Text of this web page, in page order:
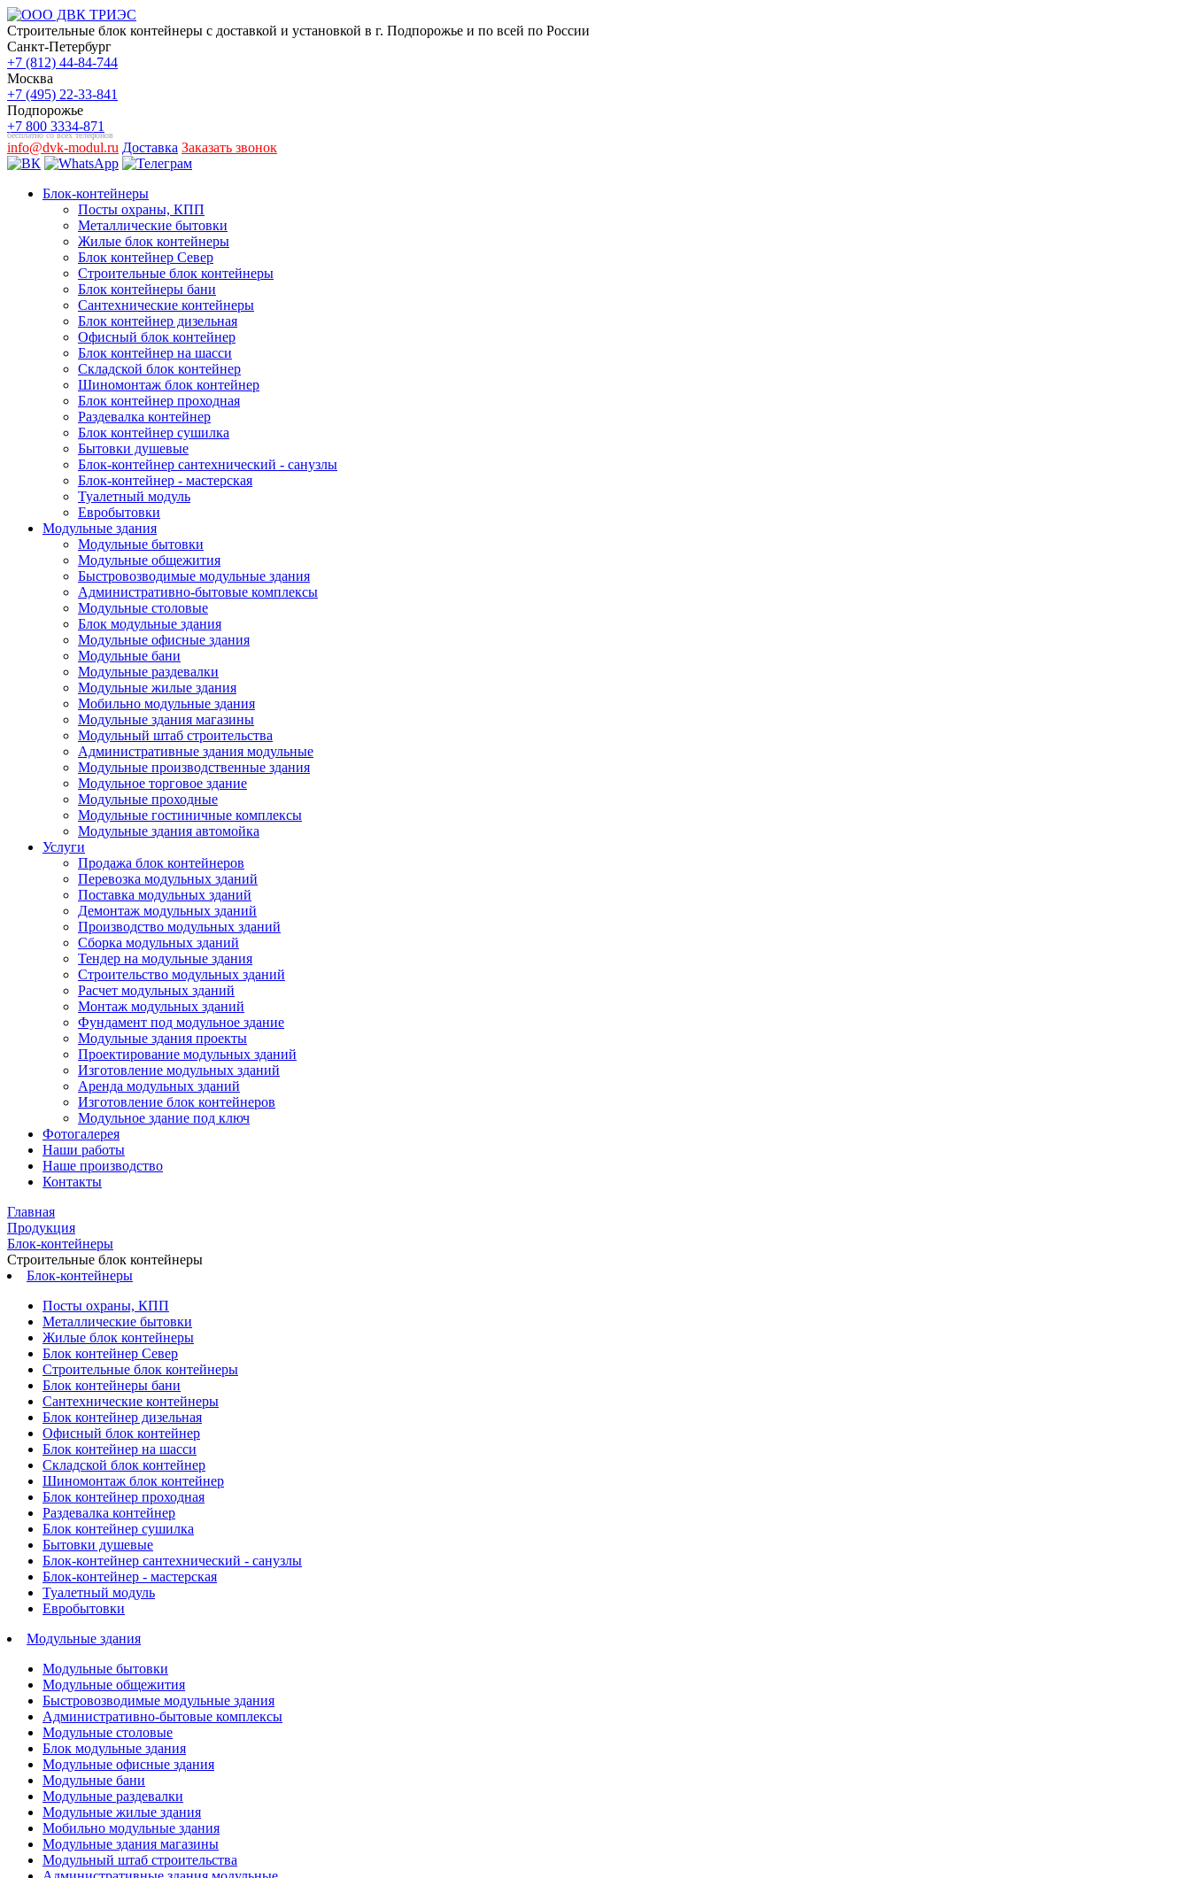
Строительные блок контейнеры с доставкой и установкой в г. Подпорожье и по всей по России
Санкт-Петербург
+7 (812) 44-84-744
Москва
+7 (495) 22-33-841
Подпорожье
+7 800 3334-871
бесплатно со всех телефонов
info@dvk-modul.ru Доставка Заказать звонок
Блок-контейнеры
Посты охраны, КПП
Металлические бытовки
Жилые блок контейнеры
Блок контейнер Север
Строительные блок контейнеры
Блок контейнеры бани
Сантехнические контейнеры
Блок контейнер дизельная
Офисный блок контейнер
Блок контейнер на шасси
Складской блок контейнер
Шиномонтаж блок контейнер
Блок контейнер проходная
Раздевалка контейнер
Блок контейнер сушилка
Бытовки душевые
Блок-контейнер сантехнический - санузлы
Блок-контейнер - мастерская
Туалетный модуль
Евробытовки
Модульные здания
Модульные бытовки
Модульные общежития
Быстровозводимые модульные здания
Административно-бытовые комплексы
Модульные столовые
Блок модульные здания
Модульные офисные здания
Модульные бани
Модульные раздевалки
Модульные жилые здания
Мобильно модульные здания
Модульные здания магазины
Модульный штаб строительства
Административные здания модульные
Модульные производственные здания
Модульное торговое здание
Модульные проходные
Модульные гостиничные комплексы
Модульные здания автомойка
Услуги
Продажа блок контейнеров
Перевозка модульных зданий
Поставка модульных зданий
Демонтаж модульных зданий
Производство модульных зданий
Сборка модульных зданий
Тендер на модульные здания
Строительство модульных зданий
Расчет модульных зданий
Монтаж модульных зданий
Фундамент под модульное здание
Модульные здания проекты
Проектирование модульных зданий
Изготовление модульных зданий
Аренда модульных зданий
Изготовление блок контейнеров
Модульное здание под ключ
Фотогалерея
Наши работы
Наше производство
Контакты
Главная
Продукция
Блок-контейнеры
Строительные блок контейнеры
Блок-контейнеры
Посты охраны, КПП
Металлические бытовки
Жилые блок контейнеры
Блок контейнер Север
Строительные блок контейнеры
Блок контейнеры бани
Сантехнические контейнеры
Блок контейнер дизельная
Офисный блок контейнер
Блок контейнер на шасси
Складской блок контейнер
Шиномонтаж блок контейнер
Блок контейнер проходная
Раздевалка контейнер
Блок контейнер сушилка
Бытовки душевые
Блок-контейнер сантехнический - санузлы
Блок-контейнер - мастерская
Туалетный модуль
Евробытовки
Модульные здания
Модульные бытовки
Модульные общежития
Быстровозводимые модульные здания
Административно-бытовые комплексы
Модульные столовые
Блок модульные здания
Модульные офисные здания
Модульные бани
Модульные раздевалки
Модульные жилые здания
Мобильно модульные здания
Модульные здания магазины
Модульный штаб строительства